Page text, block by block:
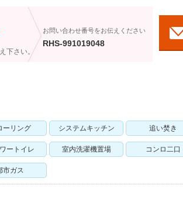
下さい。
お問い合わせ番号をお伝えください
RHS-991019048
ーリング システムキッチン 追い焚き
ートイレ 室内洗濯機置場 コンロ二口
市ガス